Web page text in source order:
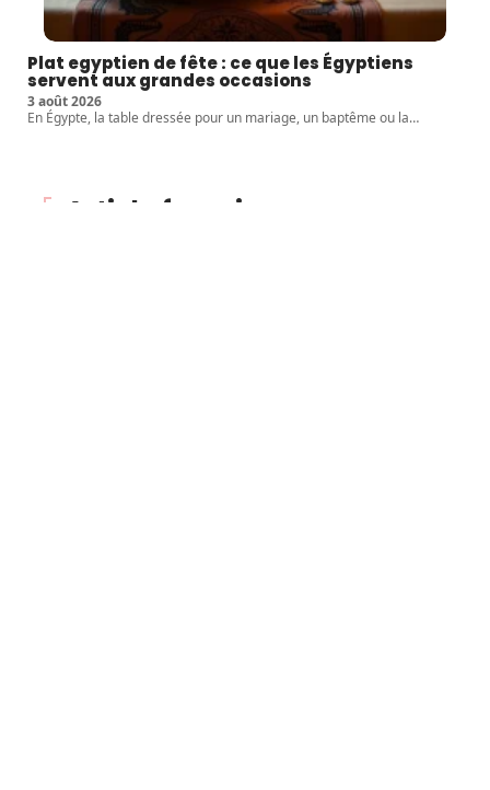
Plat egyptien de fête : ce que les Égyptiens
servent aux grandes occasions
3 août 2026
En Égypte, la table dressée pour un mariage, un baptême ou la…
Article favori